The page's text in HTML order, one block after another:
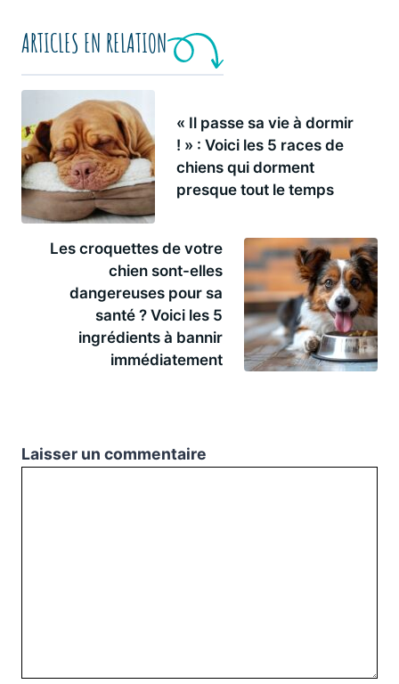
ARTICLES EN RELATION
« Il passe sa vie à dormir
! » : Voici les 5 races de
chiens qui dorment
presque tout le temps
Les croquettes de votre
chien sont-elles
dangereuses pour sa
santé ? Voici les 5
ingrédients à bannir
immédiatement
Laisser un commentaire